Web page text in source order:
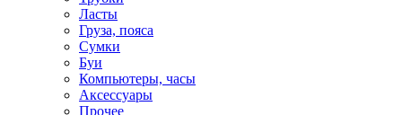
Ласты
Груза, пояса
Сумки
Буи
Компьютеры, часы
Аксессуары
Прочее